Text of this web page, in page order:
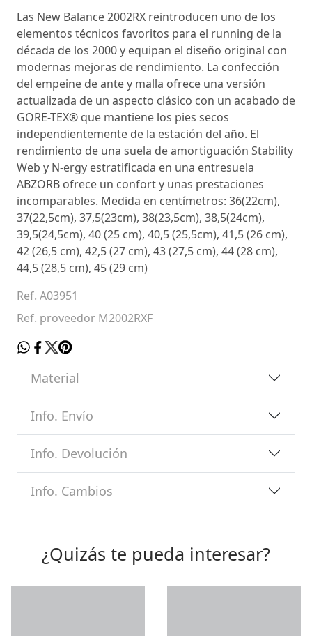
Las New Balance 2002RX reintroducen uno de los
elementos técnicos favoritos para el running de la
década de los 2000 y equipan el diseño original con
modernas mejoras de rendimiento. La confección
del empeine de ante y malla ofrece una versión
actualizada de un aspecto clásico con un acabado de
GORE-TEX® que mantiene los pies secos
independientemente de la estación del año. El
rendimiento de una suela de amortiguación Stability
Web y N-ergy estratificada en una entresuela
ABZORB ofrece un confort y unas prestaciones
incomparables. Medida en centímetros: 36(22cm),
37(22,5cm), 37,5(23cm), 38(23,5cm), 38,5(24cm),
39,5(24,5cm), 40 (25 cm), 40,5 (25,5cm), 41,5 (26 cm),
42 (26,5 cm), 42,5 (27 cm), 43 (27,5 cm), 44 (28 cm),
44,5 (28,5 cm), 45 (29 cm)
Ref. A03951
Ref. proveedor M2002RXF
Material
Info. Envío
Info. Devolución
Info. Cambios
¿Quizás te pueda interesar?